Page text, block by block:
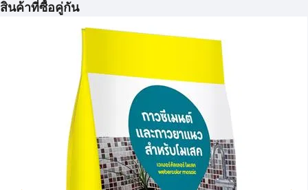
สินค้าที่ซื้อคู่กัน